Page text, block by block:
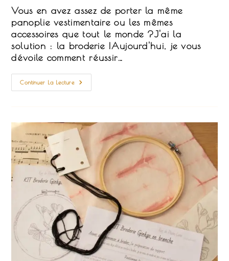
la
publication :
Vous en avez assez de porter la même
panoplie vestimentaire ou les mêmes
accessoires que tout le monde ?J'ai la
solution : la broderie !Aujourd'hui, je vous
dévoile comment réussir…
Continuer La LectureTout
Ce
Broder
Sur
Un
Vêtement